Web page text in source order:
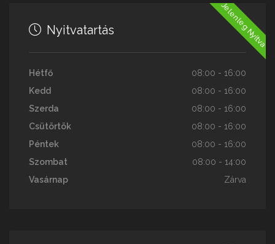
Jelenleg Nyitva
Nyitvatartás
Hétfő
08:00 - 16:00
Kedd
08:00 - 16:00
Szerda
08:00 - 16:00
Csütörtök
08:00 - 16:00
Péntek
08:00 - 16:00
Szombat
08:00 - 14:00
Vasárnap
Zárva